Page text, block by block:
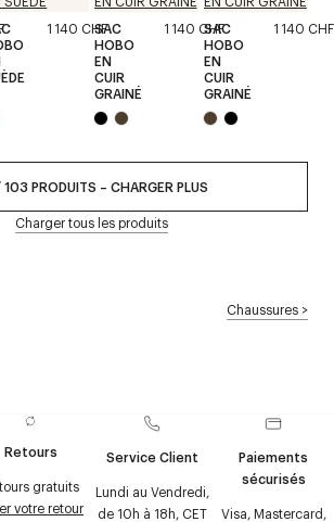
1 140 CHFSAC
HOBO
EN
CUIR
GRAINÉ
1 140 CHF
SAC
HOBO
EN
CUIR
GRAINÉ
1 140 CHF
103 PRODUITS – CHARGER PLUS
Charger tous les produits
Chaussures >
Retours
gratuits
votre retour
Service Client
Lundi au Vendredi,
de 10h à 18h, CET
Paiements
sécurisés
Visa, Mastercard,